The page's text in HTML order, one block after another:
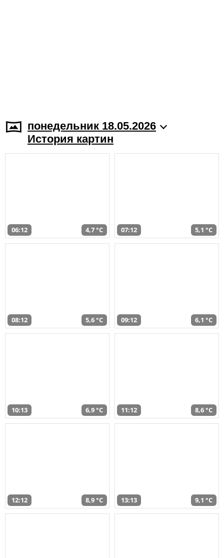
понедельник 18.05.2026
История картин
06:12 4,7 °C 07:12 5,1 °C
08:12 5,6 °C 09:12 6,1 °C
10:13 6,9 °C 11:12 8,6 °C
12:12 8,9 °C 13:13 9,1 °C